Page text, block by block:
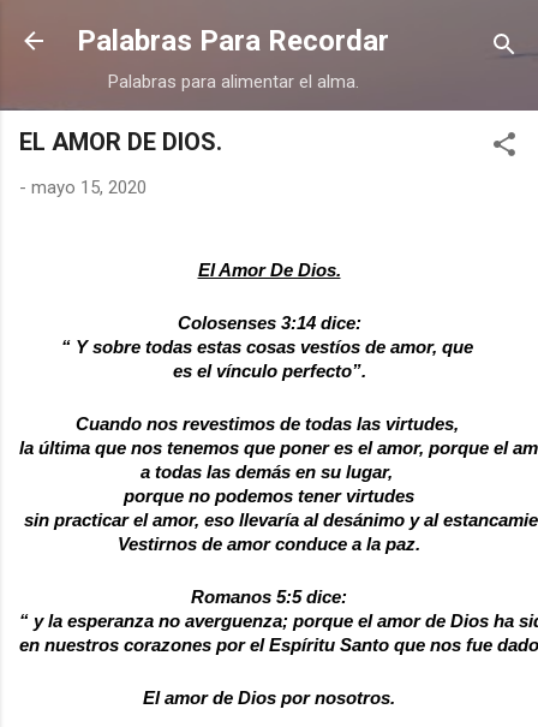
Ir al contenido principal
Palabras Para Recordar
Palabras para alimentar el alma.
EL AMOR DE DIOS.
- mayo 15, 2020
El Amor De Dios.
Colosenses 3:14 dice:
“ Y sobre todas estas cosas vestíos de amor, que
es el vínculo perfecto”.
Cuando nos revestimos de todas las virtudes,
la última que nos tenemos que poner es el amor, porque el
a todas las demás en su lugar,
porque no podemos tener virtudes
sin practicar el amor, eso llevaría al desánimo y al
Vestirnos de amor conduce a la paz.
Romanos 5:5 dice:
“ y la esperanza no averguenza; porque el amor de Dios ha
en nuestros corazones por el Espíritu Santo que nos fue
El amor de Dios por nosotros.